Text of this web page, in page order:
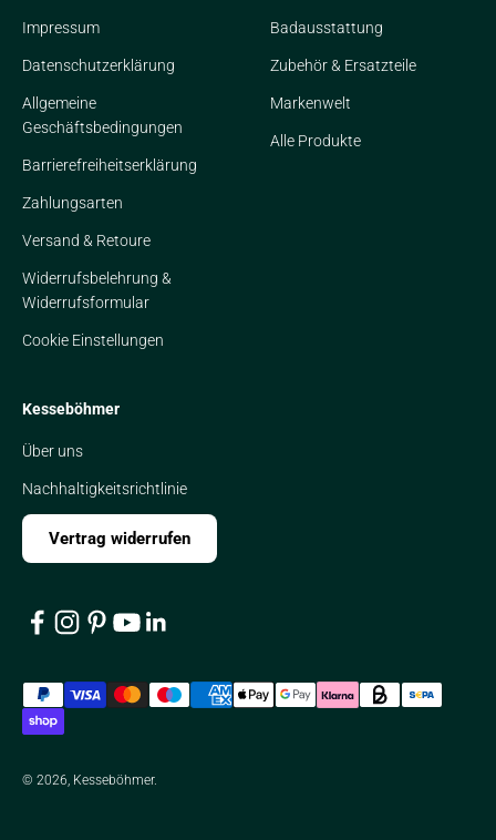
Impressum
Datenschutzerklärung
Allgemeine
Geschäftsbedingungen
Barrierefreiheitserklärung
Zahlungsarten
Versand & Retoure
Widerrufsbelehrung &
Widerrufsformular
Cookie Einstellungen
Badausstattung
Zubehör & Ersatzteile
Markenwelt
Alle Produkte
Kesseböhmer
Über uns
Nachhaltigkeitsrichtlinie
Vertrag widerrufen
© 2026, Kesseböhmer.